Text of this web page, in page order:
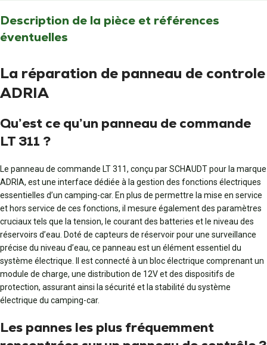
Description de la pièce et références
éventuelles
La réparation de panneau de controle
ADRIA
Qu’est ce qu’un panneau de commande
LT 311 ?
Le panneau de commande LT 311, conçu par SCHAUDT pour la marque
ADRIA, est une interface dédiée à la gestion des fonctions électriques
essentielles d’un camping-car. En plus de permettre la mise en service
et hors service de ces fonctions, il mesure également des paramètres
cruciaux tels que la tension, le courant des batteries et le niveau des
réservoirs d’eau. Doté de capteurs de réservoir pour une surveillance
précise du niveau d’eau, ce panneau est un élément essentiel du
système électrique. Il est connecté à un bloc électrique comprenant un
module de charge, une distribution de 12V et des dispositifs de
protection, assurant ainsi la sécurité et la stabilité du système
électrique du camping-car.
Les pannes les plus fréquemment